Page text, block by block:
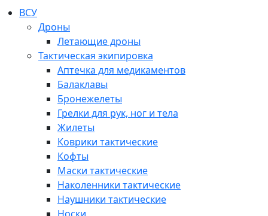
ВСУ
Дроны
Летающие дроны
Тактическая экипировка
Аптечка для медикаментов
Балаклавы
Бронежелеты
Грелки для рук, ног и тела
Жилеты
Коврики тактические
Кофты
Маски тактические
Наколенники тактические
Наушники тактические